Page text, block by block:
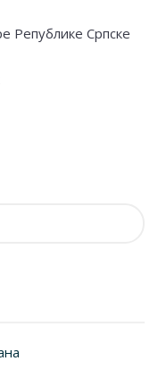
Републике Српске